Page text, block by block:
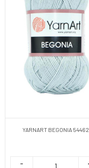
YARNART BEGONIA 54462